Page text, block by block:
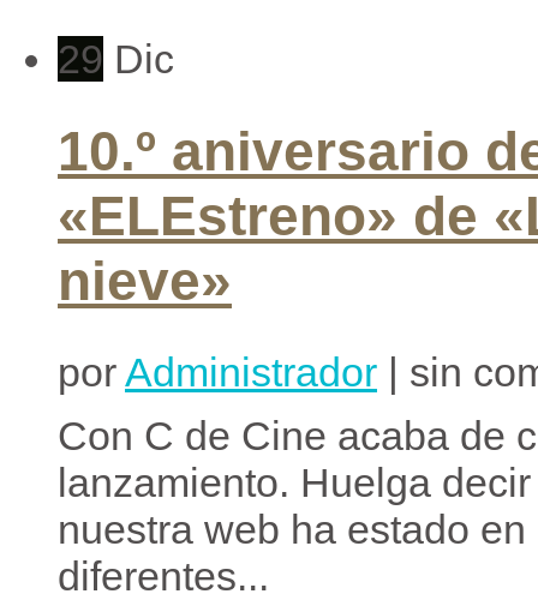
29 Dic
10.º aniversario
«ELEstreno» de
nieve»
porAdministrador | sin
Con C de Cine acaba de
lanzamiento. Huelga
nuestra web ha estado
diferentes...